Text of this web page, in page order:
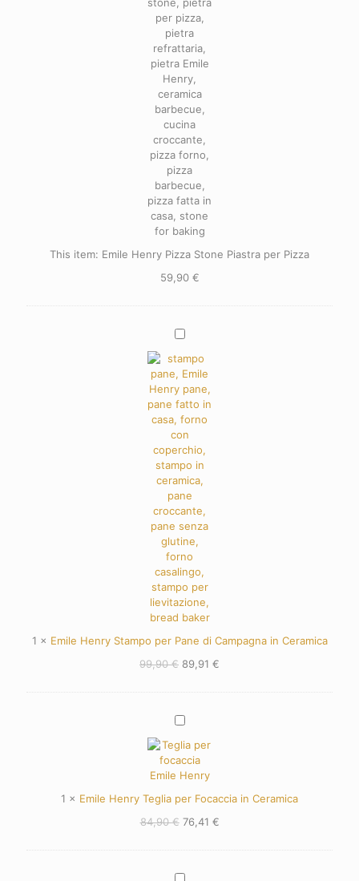
Stone
Piastra
per
Pizza
This item: Emile Henry Pizza Stone Piastra per Pizza
59,90 €
Emile
Stampo
per
Pane
di
Campagna
in
Ceramica
1 × Emile Henry Stampo per Pane di Campagna in Ceramica
99,90€ Il
99,90 €.
89,91 €
Emile
Teglia
per
Focaccia
in
1 × Emile Henry Teglia per Focaccia in Ceramica
84,90€ Il
76,41 €Il
Emile